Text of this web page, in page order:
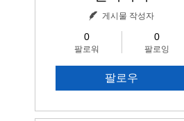
게시물 작성자
0
팔로워
0
팔로잉
팔로우